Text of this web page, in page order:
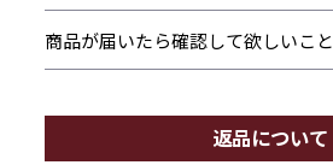
商品が届いたら確認して欲しいこと
返品について